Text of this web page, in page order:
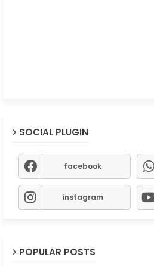
SOCIAL PLUGIN
facebook
instagram
POPULAR POSTS